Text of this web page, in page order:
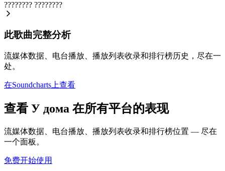
???????? ????????
此歌曲完整分析
流媒体数据、电台播放、播放列表收录和排行榜历史，尽在一
处。
在Soundcharts上查看
查看 У дома 在所有平台的表现
流媒体数据、电台播放、播放列表收录和排行榜位置 — 尽在
一个面板。
免费开始使用